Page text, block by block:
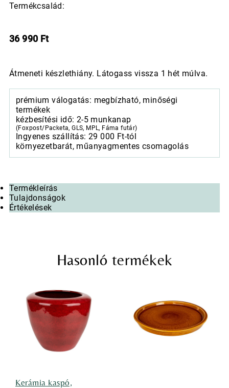
Termékcsalád:
36 990 Ft
Átmeneti készlethiány. Látogass vissza 1 hét múlva.
prémium válogatás: megbízható, minőségi
termékek
kézbesítési idő: 2-5 munkanap
(Foxpost/Packeta, GLS, MPL, Fáma futár)
Ingyenes szállítás: 29 000 Ft-tól
környezetbarát, műanyagmentes csomagolás
Termékleírás
Tulajdonságok
Értékelések
Hasonló termékek
Kerámia kaspó,